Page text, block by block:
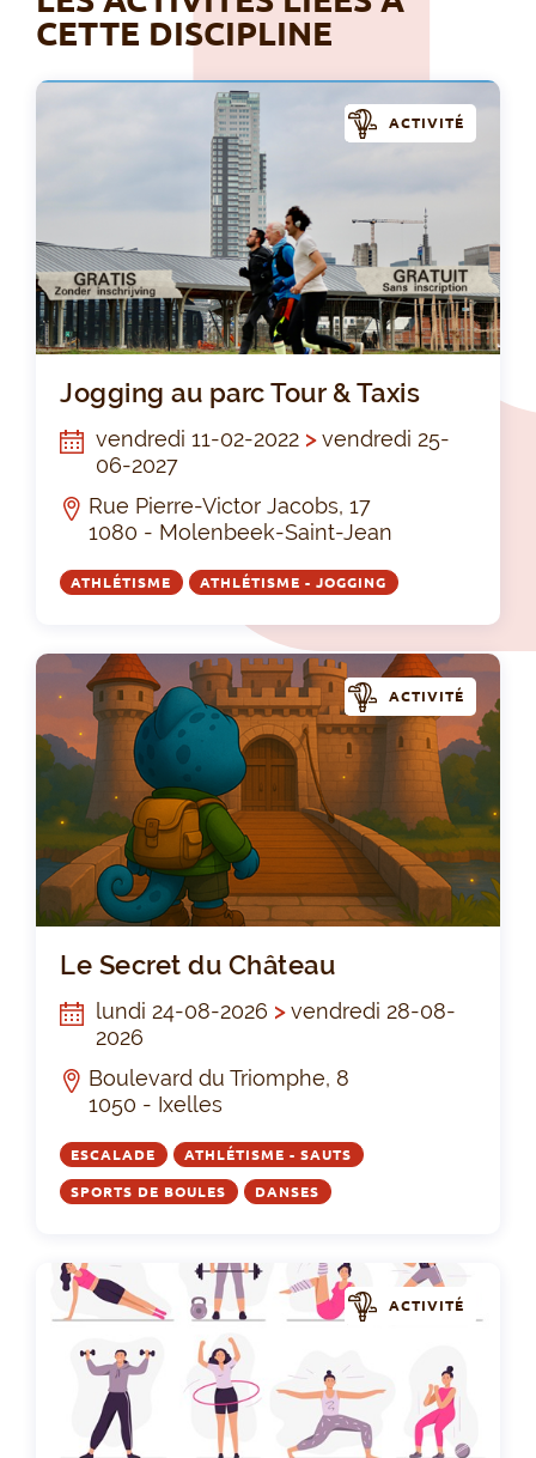
CETTE DISCIPLINE
ACTIVITÉ
Jogging au parc Tour & Taxis
vendredi 11-02-2022 >vendredi 25-
06-2027
Rue Pierre-Victor Jacobs, 17
1080 - Molenbeek-Saint-Jean
ATHLÉTISME ATHLÉTISME - JOGGING
ACTIVITÉ
Le Secret du Château
lundi 24-08-2026 >vendredi 28-08-
2026
Boulevard du Triomphe, 8
1050 - Ixelles
ESCALADE ATHLÉTISME - SAUTS
SPORTS DE BOULES DANSES
ACTIVITÉ